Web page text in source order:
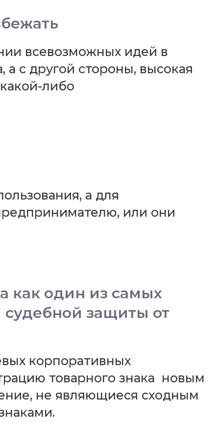
всевозможных идей в
с другой стороны, высокая
либо
а для
или они
как один из самых
судебной защиты от
корпоративных
товарного знака новым
не являющиеся сходным